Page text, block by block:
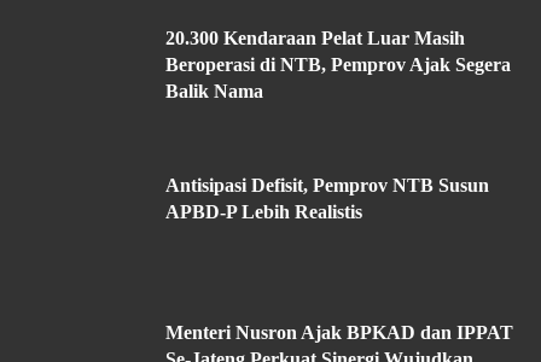
20.300 Kendaraan Pelat Luar Masih
Beroperasi di NTB, Pemprov Ajak Segera
Balik Nama
Antisipasi Defisit, Pemprov NTB Susun
APBD-P Lebih Realistis
Menteri Nusron Ajak BPKAD dan IPPAT